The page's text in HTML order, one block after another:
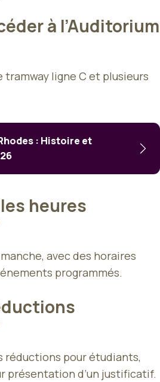
à l’Auditorium
tramway ligne C et plusieurs
: Histoire et
heures
avec des horaires
programmés.
réductions pour étudiants,
présentation d’un justificatif.